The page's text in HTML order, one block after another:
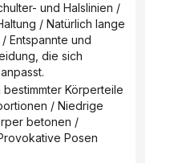
und Halslinien /
/ Natürlich lange
Entspannte und
die sich
/ Niedrige
betonen /
Posen